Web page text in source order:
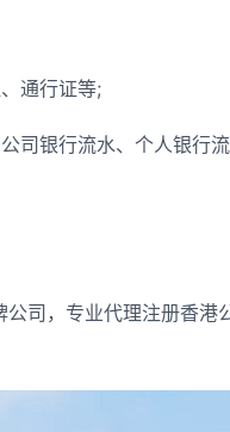
通行证等;
银行流水、个人银行
，专业代理注册香港